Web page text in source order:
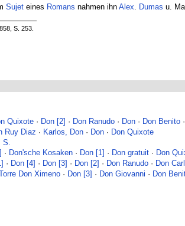
Sujeteines Romans nahmen ihn Alex Dumas u.
S. 253.
Quixote · Don [2] · Don Ranudo · Don · Don Benito ·
Ruy Diaz · Karlos, Don · Don · Don Quixote
· Don'sche Kosaken · Don [1] · Don gratuit · Don
· Don [4] · Don [3] · Don [2] · Don Ranudo · Don
Don Ximeno · Don [3] · Don Giovanni · Don